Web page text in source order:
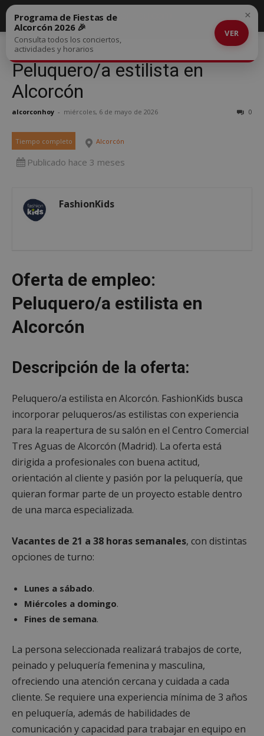
Peluquero/a estilista en
Alcorcón
alcorconhoy - miércoles, 6 de mayo de 2026 0
Programa de Fiestas de
Alcorcón 2026 🎉
Consulta todos los conciertos,
actividades y horarios
VER
×
Tiempo completo Alcorcón
Publicado hace 3 meses
FashionKids
Oferta de empleo:
Peluquero/a estilista en
Alcorcón
Descripción de la oferta:
Peluquero/a estilista en Alcorcón. FashionKids busca
incorporar peluqueros/as estilistas con experiencia
para la reapertura de su salón en el Centro Comercial
Tres Aguas de Alcorcón (Madrid). La oferta está
dirigida a profesionales con buena actitud,
orientación al cliente y pasión por la peluquería, que
quieran formar parte de un proyecto estable dentro
de una marca especializada.
Vacantes de 21 a 38 horas semanales, con distintas
opciones de turno:
Lunes a sábado.
Miércoles a domingo.
Fines de semana.
La persona seleccionada realizará trabajos de corte,
peinado y peluquería femenina y masculina,
ofreciendo una atención cercana y cuidada a cada
cliente. Se requiere una experiencia mínima de 3 años
en peluquería, además de habilidades de
comunicación y capacidad para trabajar en equipo en